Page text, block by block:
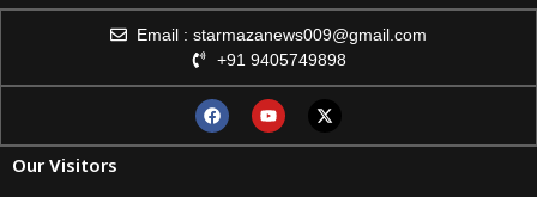
Email : starmazanews009@gmail.com
+91 9405749898
Our Visitors